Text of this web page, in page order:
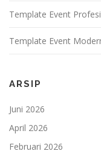
Template Event
Template Event
ARSIP
Juni 2026
April 2026
Februari 2026